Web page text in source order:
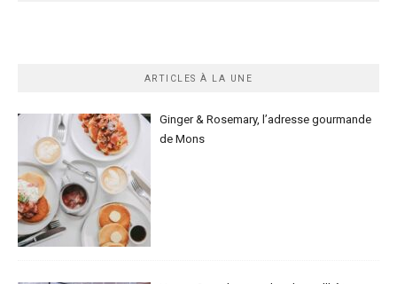
ARTICLES À LA UNE
Ginger & Rosemary, l’adresse gourmande
de Mons